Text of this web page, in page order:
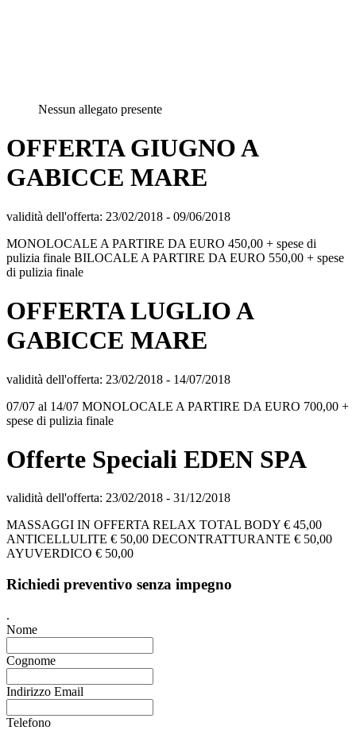
Nessun allegato presente
OFFERTA GIUGNO A
GABICCE MARE
validità dell'offerta: 23/02/2018 - 09/06/2018
MONOLOCALE A PARTIRE DA EURO 450,00 + spese di
pulizia finale BILOCALE A PARTIRE DA EURO 550,00 + spese
di pulizia finale
OFFERTA LUGLIO A
GABICCE MARE
validità dell'offerta: 23/02/2018 - 14/07/2018
07/07 al 14/07 MONOLOCALE A PARTIRE DA EURO 700,00 +
spese di pulizia finale
Offerte Speciali EDEN SPA
validità dell'offerta: 23/02/2018 - 31/12/2018
MASSAGGI IN OFFERTA RELAX TOTAL BODY € 45,00
ANTICELLULITE € 50,00 DECONTRATTURANTE € 50,00
AYUVERDICO € 50,00
Richiedi preventivo senza impegno
.
Nome
Cognome
Indirizzo Email
Telefono